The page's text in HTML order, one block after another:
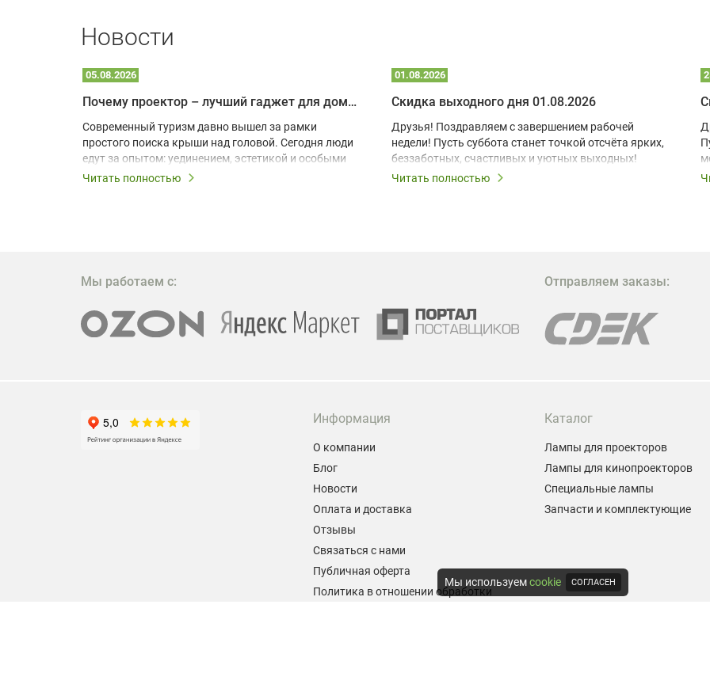
Новости
05.08.2026
Почему проектор – лучший гаджет для домика в глэмпинге
Современный туризм давно вышел за рамки
простого поиска крыши над головой. Сегодня люди
едут за опытом: уединением, эстетикой и особыми
ощущениями. Владельцы A-frame домов,
эффективных и бюджетных способов стать
проектора.
Читать полностью
01.08.2026
Скидка выходного дня 01.08.2026
Друзья! Поздравляем с завершением рабочей
недели! Пусть суббота станет точкой отсчёта ярких,
беззаботных, счастливых и уютных выходных!
Читать полностью
Мы работаем с: Отправляем заказы:
Информация
О компании
Блог
Новости
Оплата и доставка
Отзывы
Связаться с нами
Публичная оферта
Политика в отношении обработки
Каталог
Лампы для проекторов
Лампы для кинопроекторов
Специальные лампы
Запчасти и комплектующие
Мы используемcookie СОГЛАСЕН